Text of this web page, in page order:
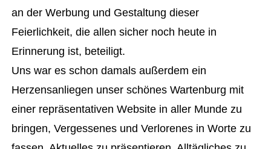
an der Werbung und Gestaltung dieser
Feierlichkeit, die allen sicher noch heute in
Erinnerung ist, beteiligt.
Uns war es schon damals außerdem ein
Herzensanliegen unser schönes Wartenburg mit
einer repräsentativen Website in aller Munde zu
bringen, Vergessenes und Verlorenes in Worte zu